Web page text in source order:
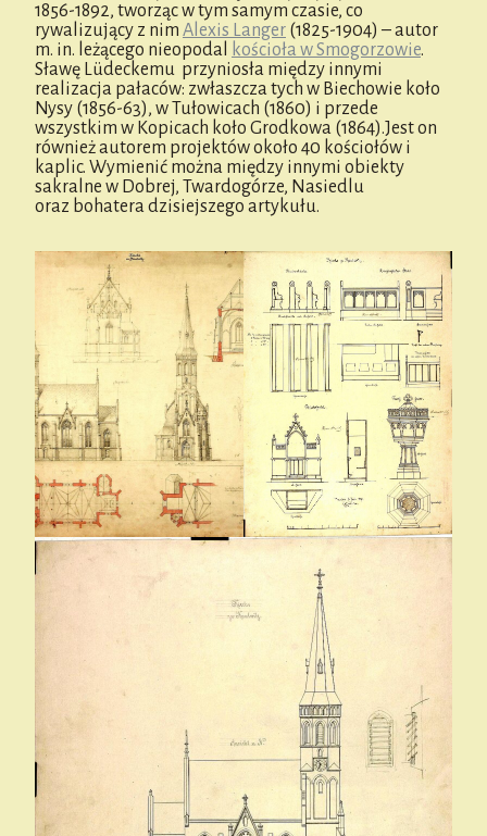
1856-1892, tworząc w tym samym czasie, co
rywalizujący z nim Alexis Langer (1825-1904) – autor
m. in. leżącego nieopodal
kościoła w Smogorzowie.
Sławę Lüdeckemu przyniosła między innymi
realizacja pałaców: zwłaszcza tych w Biechowie koło
Nysy (1856-63), w Tułowicach (1860) i przede
wszystkim w Kopicach koło Grodkowa (1864).Jest on
również autorem projektów około 40 kościołów i
kaplic. Wymienić można między innymi obiekty
sakralne w Dobrej, Twardogórze, Nasiedlu
oraz bohatera dzisiejszego artykułu.